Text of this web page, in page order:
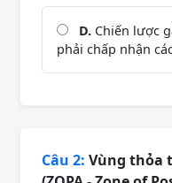
D. Chiến lược
phải chấp nhận
Câu 2: Vùng thỏa